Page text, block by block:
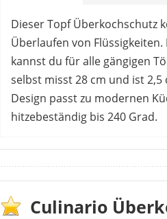
Dieser Topf Überkochschutz
Überlaufen von
kannst du für alle gängigen
selbst misst 28 cm und ist
Design passt zu modernen
hitzebeständig bis 240 Grad.
Die Kundenmeinungen sind zu
Überkochen oder Spritzer.
problemlos in der
kochen die Flüssigkeiten
Culinario